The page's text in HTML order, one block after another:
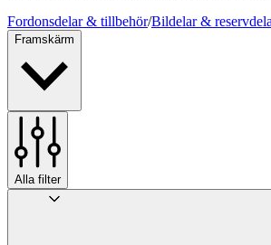
Fordonsdelar & tillbehör/Bildelar &
Framskärm
Alla filter